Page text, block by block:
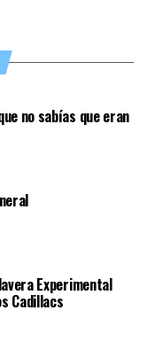
no sabías que eran
Experimental
Cadillacs